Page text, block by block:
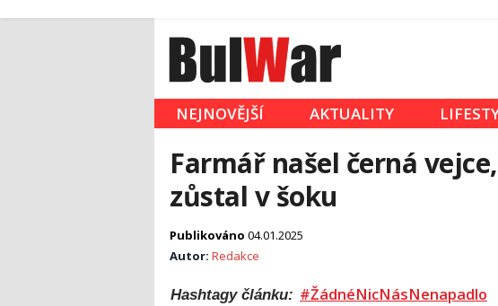
NEJNOVĚJŠÍ AKTUALITY
Farmář našel černá
zůstal v šoku
Publikováno 04.01.2025
Autor: Redakce
Hashtagy článku: #ŽádnéNicNásNenapadlo